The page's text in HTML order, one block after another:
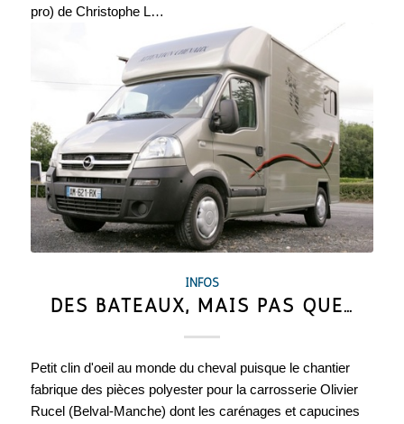
pro) de Christophe L…
INFOS
DES BATEAUX, MAIS PAS QUE…
Petit clin d'oeil au monde du cheval puisque le chantier
fabrique des pièces polyester pour la carrosserie Olivier
Rucel (Belval-Manche) dont les carénages et capucines